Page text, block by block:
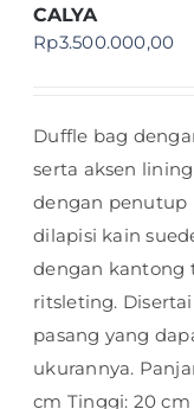
CALYA
Rp3.500.000,00
Duffle bag
serta aksen
dengan penutup
dilapisi kain
dengan kantong
ritsleting.
pasang yang
ukurannya.
cm Tinggi: 20